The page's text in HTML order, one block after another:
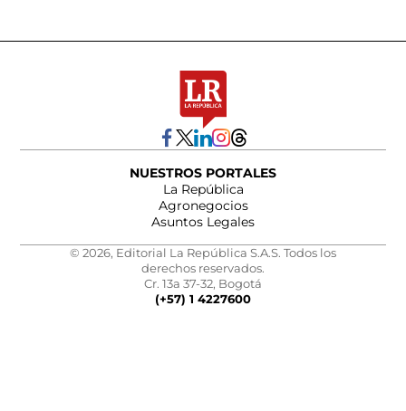
NUESTROS PORTALES
La República
Agronegocios
Asuntos Legales
© 2026, Editorial La República S.A.S. Todos los
derechos reservados.
Cr. 13a 37-32, Bogotá
(+57) 1 4227600